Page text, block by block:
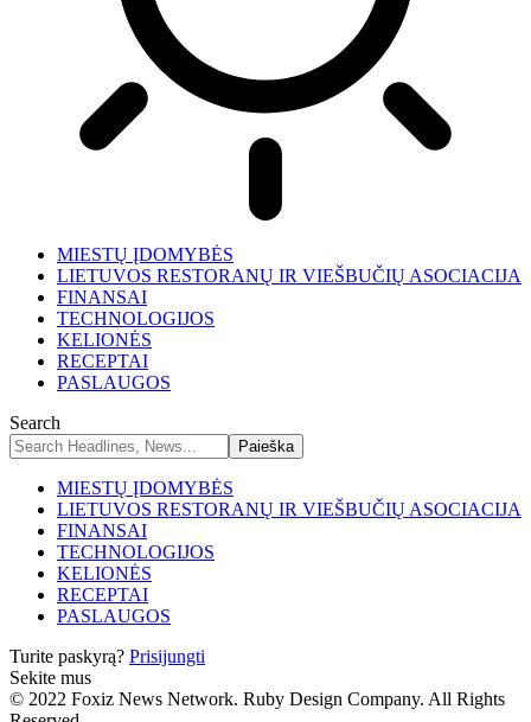
MIESTŲ ĮDOMYBĖS
LIETUVOS RESTORANŲ IR VIEŠBUČIŲ ASOCIACIJA
FINANSAI
TECHNOLOGIJOS
KELIONĖS
RECEPTAI
PASLAUGOS
Search
MIESTŲ ĮDOMYBĖS
LIETUVOS RESTORANŲ IR VIEŠBUČIŲ ASOCIACIJA
FINANSAI
TECHNOLOGIJOS
KELIONĖS
RECEPTAI
PASLAUGOS
Turite paskyrą? Prisijungti
Sekite mus
© 2022 Foxiz News Network. Ruby Design Company. All Rights